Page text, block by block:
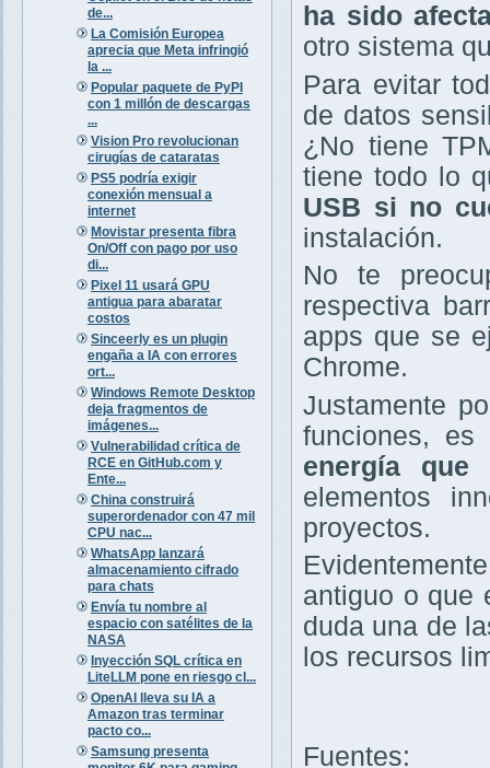
de...
La Comisión Europea
aprecia que Meta infringió
la ...
Popular paquete de PyPI
con 1 millón de descargas
...
Vision Pro revolucionan
cirugías de cataratas
PS5 podría exigir
conexión mensual a
internet
Movistar presenta fibra
On/Off con pago por uso
di...
Pixel 11 usará GPU
antigua para abaratar
costos
Sinceerly es un plugin
engaña a IA con errores
ort...
Windows Remote Desktop
deja fragmentos de
imágenes...
Vulnerabilidad crítica de
RCE en GitHub.com y
Ente...
China construirá
superordenador con 47 mil
CPU nac...
WhatsApp lanzará
almacenamiento cifrado
para chats
Envía tu nombre al
espacio con satélites de la
NASA
Inyección SQL crítica en
LiteLLM pone en riesgo cl...
OpenAI lleva su IA a
Amazon tras terminar
pacto co...
Samsung presenta
ha sido
otro sistema
Para evitar
de datos
¿No tiene
tiene todo lo
USB si no
instalación.
No te
respectiva
apps que se
Chrome.
Justamente
funciones,
energía que
elementos
proyectos.
antiguo o que
duda una de
los recursos
Fuentes: